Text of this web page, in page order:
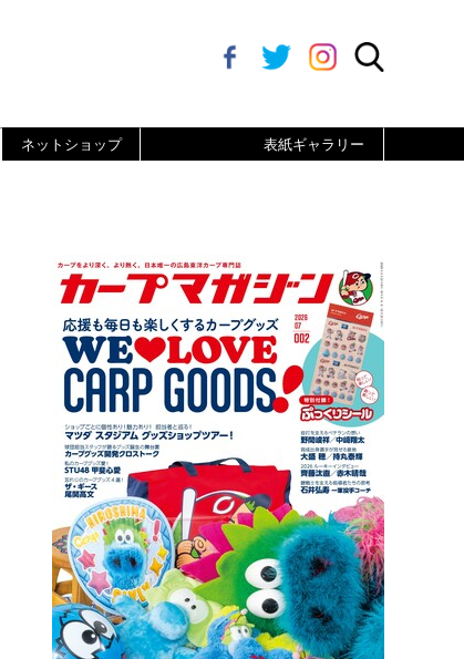
ネットショップ 表紙ギャラリー